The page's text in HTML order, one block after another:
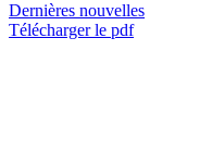
Dernières nouvelles
Télécharger le pdf